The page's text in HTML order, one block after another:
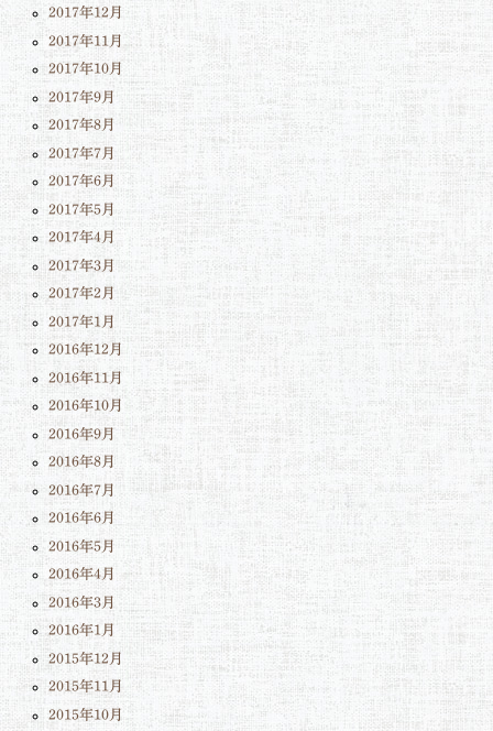
2017年12月
2017年11月
2017年10月
2017年9月
2017年8月
2017年7月
2017年6月
2017年5月
2017年4月
2017年3月
2017年2月
2017年1月
2016年12月
2016年11月
2016年10月
2016年9月
2016年8月
2016年7月
2016年6月
2016年5月
2016年4月
2016年3月
2016年1月
2015年12月
2015年11月
2015年10月